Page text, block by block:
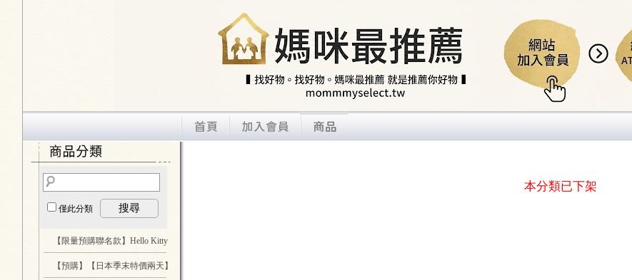
僅此分類 搜尋
【限量預購聯名款】Hello Kitty 酷洛米 大耳狗 假裝哥吉拉
【預購】【日本季末特價兩天】日本 LHELBIE 絕對一眼就被吸引的質感穿著
本分類已下架